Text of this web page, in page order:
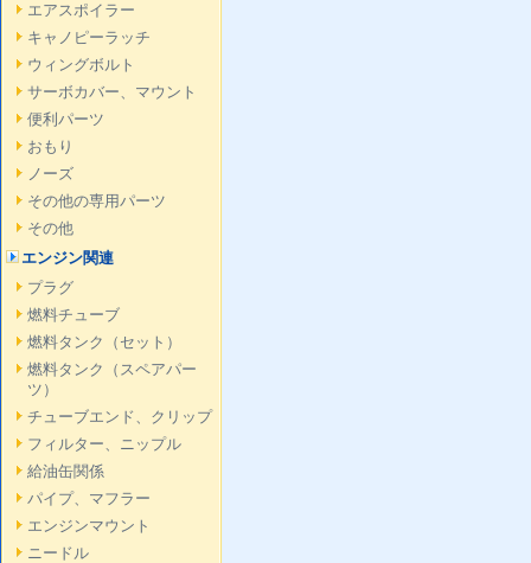
エアスポイラー
キャノピーラッチ
ウィングボルト
サーボカバー、マウント
便利パーツ
おもり
ノーズ
その他の専用パーツ
その他
エンジン関連
プラグ
燃料チューブ
燃料タンク（セット）
燃料タンク（スペアパー
ツ）
チューブエンド、クリップ
フィルター、ニップル
給油缶関係
パイプ、マフラー
エンジンマウント
ニードル